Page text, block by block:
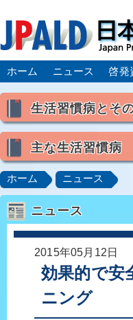
ホーム ニュース 啓発
生活習慣病とそ
喫煙
食生活
主な生活習慣病
高血圧 脂質異常
肥満症／メタボリッ
脂肪肝／NAFLD／
ロコモティブシンド
ホーム ニュース
ニュース
2015年05月12日
効果的で安
ニング